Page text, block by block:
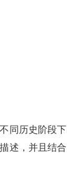
同历史阶段下
述，并且结合